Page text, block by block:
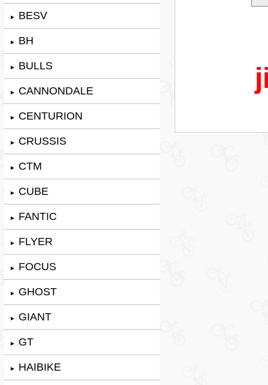
► BESV
► BH
► BULLS
► CANNONDALE
► CENTURION
► CRUSSIS
► CTM
► CUBE
► FANTIC
► FLYER
► FOCUS
► GHOST
► GIANT
► GT
► HAIBIKE